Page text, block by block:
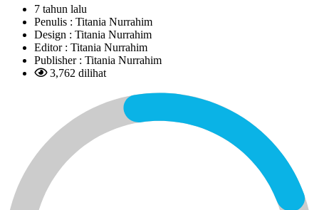
7 tahun lalu
Penulis : Titania Nurrahim
Design : Titania Nurrahim
Editor : Titania Nurrahim
Publisher : Titania Nurrahim
3,762 dilihat